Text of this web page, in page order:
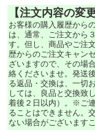
【注文内容の変
お客様の購入履歴から
は、通常、ご注文から
す。但し、商品やご注
歴からのご注文キャン
ざいますので、その場
絡くださいませ。発送
る返品・交換は、一切
しては、良品と交換致
着後２日以内）。※ご
ることはできません。
ない場合がございます